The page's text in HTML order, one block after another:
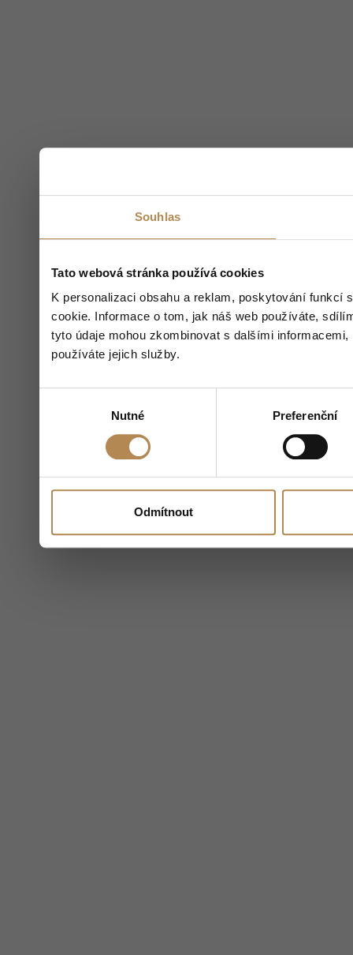
Souhlas
Tato webová stránka používá cookies
K personalizaci obsahu a reklam, poskytování
cookie. Informace o tom, jak náš web používáte,
tyto údaje mohou zkombinovat s dalšími
používáte jejich služby.
Nutné Preferenční
Odmítnout